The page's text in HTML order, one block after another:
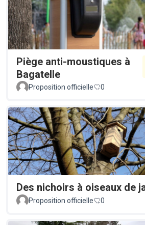
Piège anti-moustiques à
Bagatelle
Proposition officielle
0
Des nichoirs à oiseaux de
Proposition officielle
0